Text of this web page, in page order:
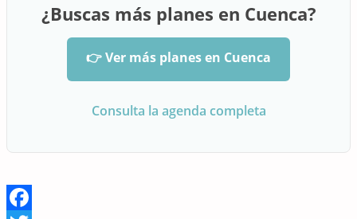
¿Buscas más planes en Cuenca?
👉 Ver más planes en Cuenca
Consulta la agenda completa